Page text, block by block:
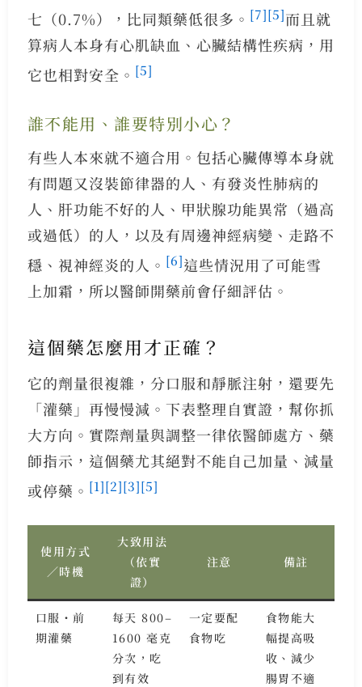
七（0.7%），比同類藥低很多。 [7][5]而且就
算病人本身有心肌缺血、心臟結構性疾病，用
它也相對安全。 [5]
誰不能用、誰要特別小心？
有些人本來就不適合用。包括心臟傳導本身就
有問題又沒裝節律器的人、有發炎性肺病的
人、肝功能不好的人、甲狀腺功能異常（過高
或過低）的人，以及有周邊神經病變、走路不
穩、視神經炎的人。 [6]這些情況用了可能雪
上加霜，所以醫師開藥前會仔細評估。
這個藥怎麼用才正確？
它的劑量很複雜，分口服和靜脈注射，還要先
「灌藥」再慢慢減。下表整理自實證，幫你抓
大方向。實際劑量與調整一律依醫師處方、藥
師指示，這個藥尤其絕對不能自己加量、減量
或停藥。 [1][2][3][5]
使用方式
／時機
大致用法
（依實
證）
注意 備註
口服・前
期灌藥
每天 800–
1600 毫克
分次，吃
到有效
一定要配
食物吃
食物能大
幅提高吸
收、減少
腸胃不適